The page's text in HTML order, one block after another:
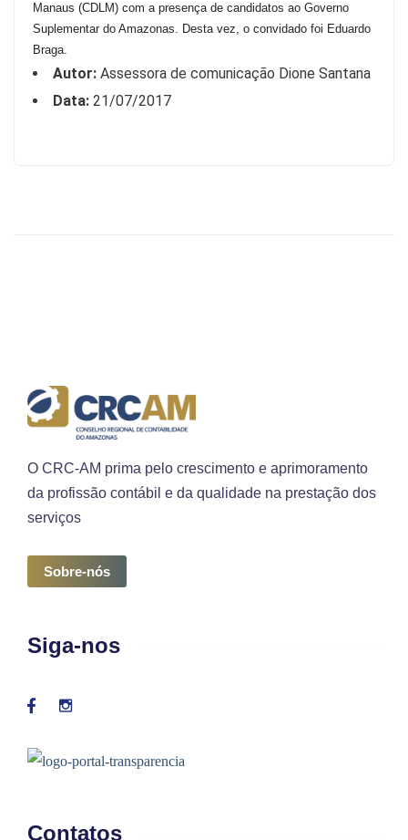
Manaus (CDLM) com a presença de candidatos ao Governo
Suplementar do Amazonas. Desta vez, o convidado foi Eduardo
Braga.
Autor: Assessora de comunicação Dione Santana
Data: 21/07/2017
O CRC-AM prima pelo crescimento e aprimoramento
da profissão contábil e da qualidade na prestação dos
serviços
Sobre-nós
Siga-nos
Contatos